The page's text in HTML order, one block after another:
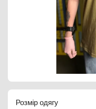
Розмір одягу